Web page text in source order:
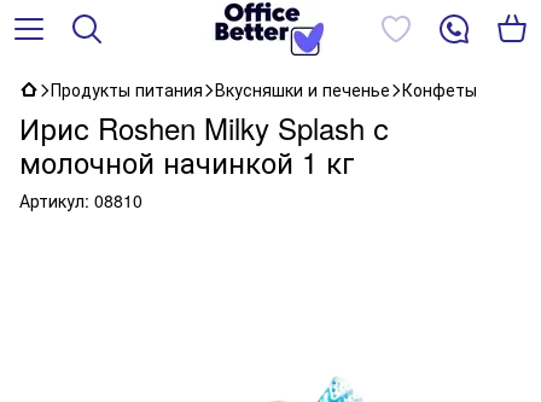
Продукты питания Вкусняшки и печенье Конфеты
Ирис Roshen Milky Splash с
молочной начинкой 1 кг
Артикул: 08810